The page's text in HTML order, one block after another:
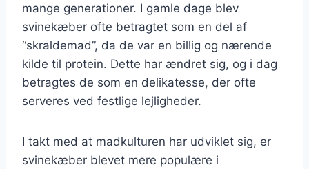
mange generationer. I gamle dage blev
svinekæber ofte betragtet som en del af
“skraldemad”, da de var en billig og nærende
kilde til protein. Dette har ændret sig, og i dag
betragtes de som en delikatesse, der ofte
serveres ved festlige lejligheder.
I takt med at madkulturen har udviklet sig, er
svinekæber blevet mere populære i